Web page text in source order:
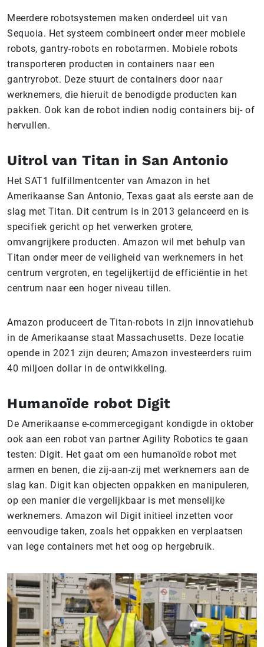
Meerdere robotsystemen maken onderdeel uit van
Sequoia. Het systeem combineert onder meer mobiele
robots, gantry-robots en robotarmen. Mobiele robots
transporteren producten in containers naar een
gantryrobot. Deze stuurt de containers door naar
werknemers, die hieruit de benodigde producten kan
pakken. Ook kan de robot indien nodig containers bij- of
hervullen.
Uitrol van Titan in San Antonio
Het SAT1 fulfillmentcenter van Amazon in het
Amerikaanse San Antonio, Texas gaat als eerste aan de
slag met Titan. Dit centrum is in 2013 gelanceerd en is
specifiek gericht op het verwerken grotere,
omvangrijkere producten. Amazon wil met behulp van
Titan onder meer de veiligheid van werknemers in het
centrum vergroten, en tegelijkertijd de efficiëntie in het
centrum naar een hoger niveau tillen.
Amazon produceert de Titan-robots in zijn innovatiehub
in de Amerikaanse staat Massachusetts. Deze locatie
opende in 2021 zijn deuren; Amazon investeerders ruim
40 miljoen dollar in de ontwikkeling.
Humanoïde robot Digit
De Amerikaanse e-commercegigant kondigde in oktober
ook aan een robot van partner Agility Robotics te gaan
testen: Digit. Het gaat om een humanoïde robot met
armen en benen, die zij-aan-zij met werknemers aan de
slag kan. Digit kan objecten oppakken en manipuleren,
op een manier die vergelijkbaar is met menselijke
werknemers. Amazon wil Digit initieel inzetten voor
eenvoudige taken, zoals het oppakken en verplaatsen
van lege containers met het oog op hergebruik.